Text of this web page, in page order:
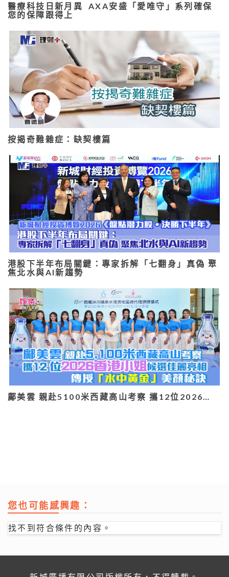
醫療科技日新月異 AXA安盛「愛唯守」系列確保
您的保障跟得上
按揭奇難雜症：缺契樓篇
港股下半年布局關鍵：專家拆解「七翻身」真偽 聚
焦北水與AI新趨勢
鄺美雲 親赴5100米西藏高山考察 攜12位2026…
您也可能感興趣：
找不到符合條件的內容。